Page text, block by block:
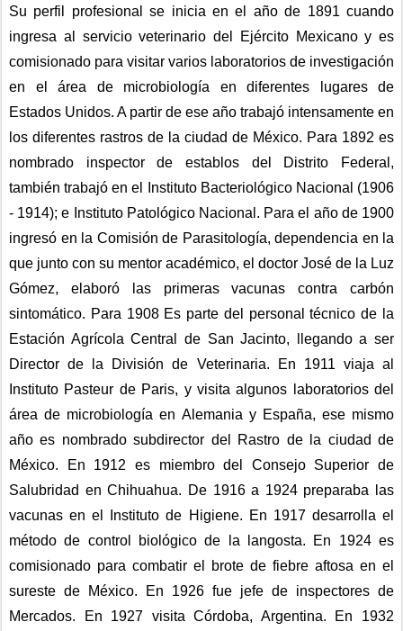
Su perfil profesional se inicia en el año de 1891 cuando
ingresa al servicio veterinario del Ejército Mexicano y es
comisionado para visitar varios laboratorios de investigación
en el área de microbiología en diferentes lugares de
Estados Unidos. A partir de ese año trabajó intensamente en
los diferentes rastros de la ciudad de México. Para 1892 es
nombrado inspector de establos del Distrito Federal,
también trabajó en el Instituto Bacteriológico Nacional (1906
- 1914); e Instituto Patológico Nacional. Para el año de 1900
ingresó en la Comisión de Parasitología, dependencia en la
que junto con su mentor académico, el doctor José de la Luz
Gómez, elaboró las primeras vacunas contra carbón
sintomático. Para 1908 Es parte del personal técnico de la
Estación Agrícola Central de San Jacinto, llegando a ser
Director de la División de Veterinaria. En 1911 viaja al
Instituto Pasteur de Paris, y visita algunos laboratorios del
área de microbiología en Alemania y España, ese mismo
año es nombrado subdirector del Rastro de la ciudad de
México. En 1912 es miembro del Consejo Superior de
Salubridad en Chihuahua. De 1916 a 1924 preparaba las
vacunas en el Instituto de Higiene. En 1917 desarrolla el
método de control biológico de la langosta. En 1924 es
comisionado para combatir el brote de fiebre aftosa en el
sureste de México. En 1926 fue jefe de inspectores de
Mercados. En 1927 visita Córdoba, Argentina. En 1932